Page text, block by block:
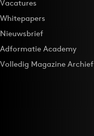
Adverteren
Events
Opleidingen
Vacatures
Vacatures
Whitepapers
Nieuwsbrief
Adformatie Academy
Volledig Magazine Archief